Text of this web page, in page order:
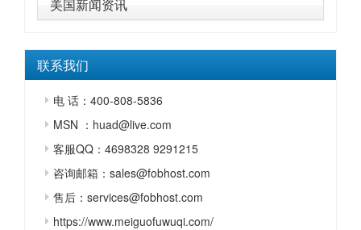
美国新闻资讯
联系我们
电 话：400-808-5836
MSN ：huad@live.com
客服QQ：4698328 9291215
咨询邮箱：sales@fobhost.com
售后：services@fobhost.com
https://www.meiguofuwuqi.com/